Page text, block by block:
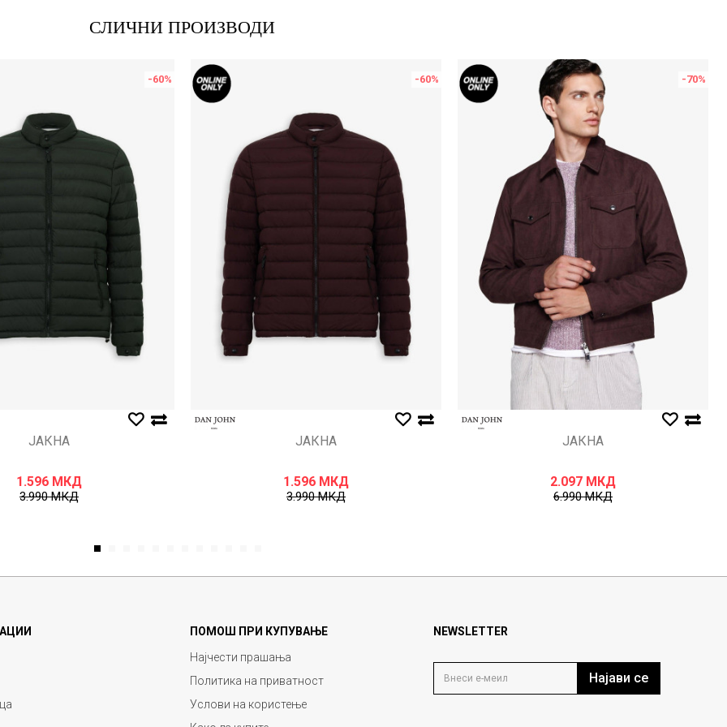
СЛИЧНИ ПРОИЗВОДИ
-60%
ЈАКНА
1.596 МКД
3.990МКД
-60%
ЈАКНА
1.596 МКД
3.990МКД
-70%
ЈАКНА
2.097 МКД
6.990МКД
1
ПОМОШ ПРИ КУПУВАЊЕ
Најчести прашања
Политика на приватност
Услови на користење
NEWSLETTER
Најави се